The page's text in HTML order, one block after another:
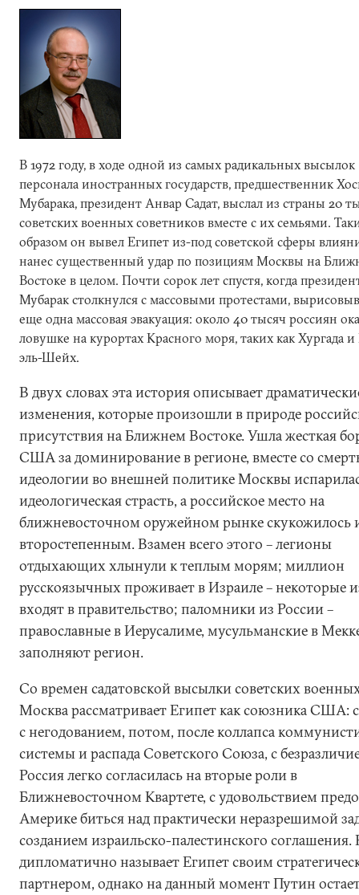
В 1972 году, в ходе одной из самых радикальных высылок
персонала иностранных государств, предшественник
Мубарака, президент Анвар Садат, выслал из страны 20
советских военных советников вместе с их семьями.
образом он вывел Египет из-под советской сферы
нанес существенный удар по позициям Москвы на
Востоке в целом. Почти сорок лет спустя, когда
Мубарак столкнулся с массовыми протестами,
еще одна массовая эвакуация: около 40 тысяч россиян
ловушке на курортах Красного моря, таких как Хургада
эль-Шейх.
В двух словах эта история описывает
изменения, которые произошли в природе
присутствия на Ближнем Востоке. Ушла жесткая
США за доминирование в регионе, вместе со
идеологии во внешней политике Москвы
идеологическая страсть, а российское место на
ближневосточном оружейном рынке скукожилось
второстепенным. Взамен всего этого – легионы
отдыхающих хлынули к теплым морям; миллион
русскоязычных проживает в Израиле – некоторые
входят в правительство; паломники из России –
православные в Иерусалиме, мусульманские в
заполняют регион.
Со времен садатовской высылки советских
Москва рассматривает Египет как союзника США:
с негодованием, потом, после коллапса
системы и распада Советского Союза, с
Россия легко согласилась на вторые роли в
Ближневосточном Квартете, с удовольствием
Америке биться над практически неразрешимой
созданием израильско-палестинского соглашения.
дипломатично называет Египет своим
партнером, однако на данный момент Путин